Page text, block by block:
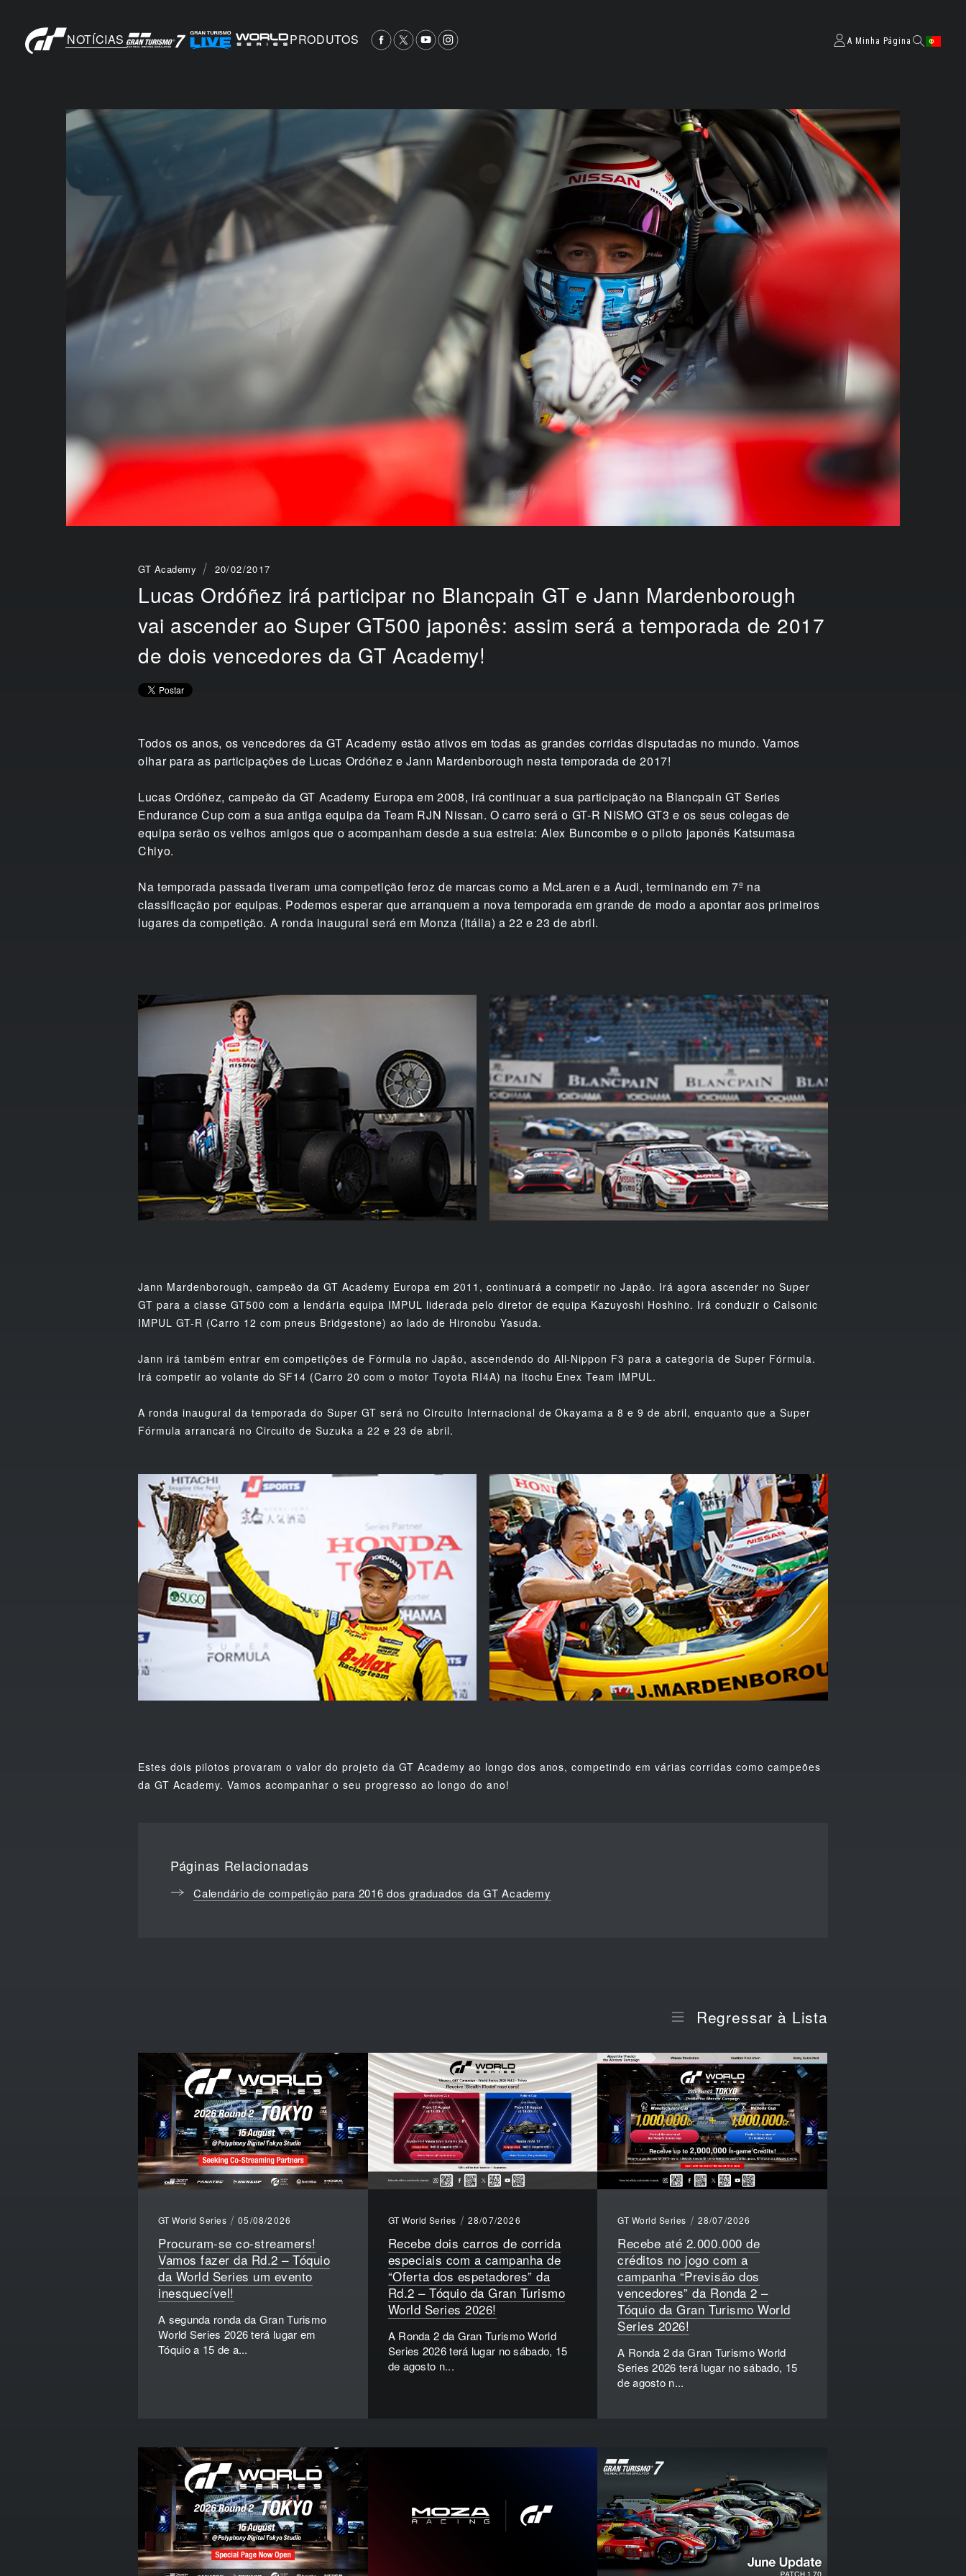
NOTÍCIAS PRODUTOS A Minha Página
GT Academy 20/02/2017
Lucas Ordóñez irá participar no Blancpain GT e Jann Mardenborough
vai ascender ao Super GT500 japonês: assim será a temporada de 2017
de dois vencedores da GT Academy!
Todos os anos, os vencedores da GT Academy estão ativos em todas as grandes corridas disputadas no mundo. Vamos
olhar para as participações de Lucas Ordóñez e Jann Mardenborough nesta temporada de 2017!
Lucas Ordóñez, campeão da GT Academy Europa em 2008, irá continuar a sua participação na Blancpain GT Series
Endurance Cup com a sua antiga equipa da Team RJN Nissan. O carro será o GT-R NISMO GT3 e os seus colegas de
equipa serão os velhos amigos que o acompanham desde a sua estreia: Alex Buncombe e o piloto japonês Katsumasa
Chiyo.
Na temporada passada tiveram uma competição feroz de marcas como a McLaren e a Audi, terminando em 7º na
classificação por equipas. Podemos esperar que arranquem a nova temporada em grande de modo a apontar aos primeiros
lugares da competição. A ronda inaugural será em Monza (Itália) a 22 e 23 de abril.
Jann Mardenborough, campeão da GT Academy Europa em 2011, continuará a competir no Japão. Irá agora ascender no Super
GT para a classe GT500 com a lendária equipa IMPUL liderada pelo diretor de equipa Kazuyoshi Hoshino. Irá conduzir o Calsonic
IMPUL GT-R (Carro 12 com pneus Bridgestone) ao lado de Hironobu Yasuda.
Jann irá também entrar em competições de Fórmula no Japão, ascendendo do All-Nippon F3 para a categoria de Super Fórmula.
Irá competir ao volante do SF14 (Carro 20 com o motor Toyota RI4A) na Itochu Enex Team IMPUL.
A ronda inaugural da temporada do Super GT será no Circuito Internacional de Okayama a 8 e 9 de abril, enquanto que a Super
Fórmula arrancará no Circuito de Suzuka a 22 e 23 de abril.
Estes dois pilotos provaram o valor do projeto da GT Academy ao longo dos anos, competindo em várias corridas como campeões
da GT Academy. Vamos acompanhar o seu progresso ao longo do ano!
Páginas Relacionadas
Calendário de competição para 2016 dos graduados da GT Academy
Regressar à Lista
GT World Series 05/08/2026
Procuram-se co-streamers!
Vamos fazer da Rd.2 – Tóquio
da World Series um evento
inesquecível!
A segunda ronda da Gran Turismo
World Series 2026 terá lugar em
Tóquio a 15 de a...
GT World Series 28/07/2026
Recebe dois carros de corrida
especiais com a campanha de
“Oferta dos espetadores” da
Rd.2 – Tóquio da Gran Turismo
World Series 2026!
A Ronda 2 da Gran Turismo World
Series 2026 terá lugar no sábado, 15
de agosto n...
GT World Series 28/07/2026
Recebe até 2.000.000 de
créditos no jogo com a
campanha “Previsão dos
vencedores” da Ronda 2 –
Tóquio da Gran Turismo World
Series 2026!
A Ronda 2 da Gran Turismo World
Series 2026 terá lugar no sábado, 15
de agosto n...